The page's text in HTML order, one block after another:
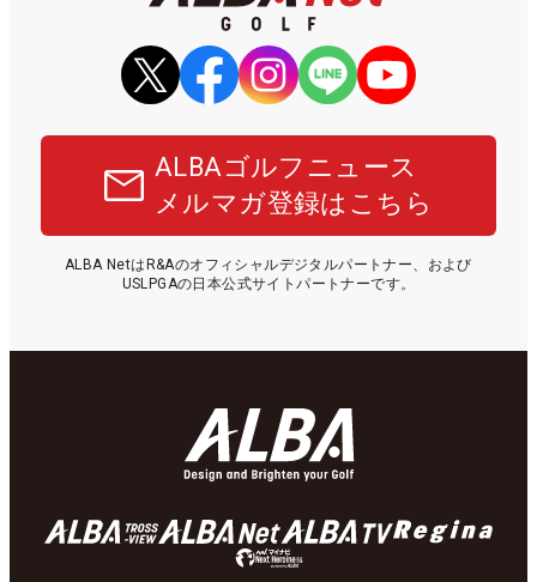
ALBAゴルフニュース
メルマガ登録はこちら
ALBA NetはR&Aのオフィシャルデジタルパートナー、および
USLPGAの日本公式サイトパートナーです。